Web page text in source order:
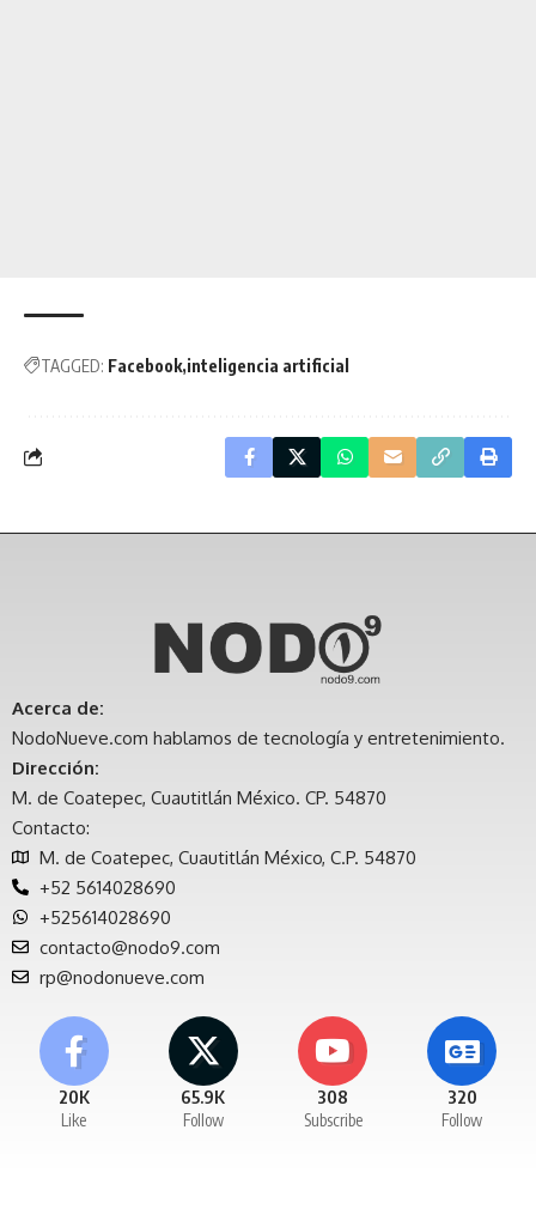
TAGGED: Facebook inteligencia artificial
Acerca de:
NodoNueve.com hablamos de tecnología y entretenimiento.
Dirección:
M. de Coatepec, Cuautitlán México. CP. 54870
Contacto:
M. de Coatepec, Cuautitlán México, C.P. 54870
+52 5614028690
+525614028690
contacto@nodo9.com
rp@nodonueve.com
20K
Like
65.9K
Follow
308
Subscribe
320
Follow